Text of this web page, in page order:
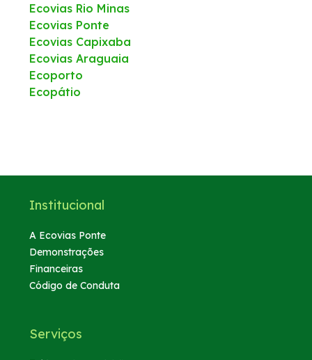
Ecovias Rio Minas
Ecovias Ponte
Ecovias Capixaba
Ecovias Araguaia
Ecoporto
Ecopátio
Institucional
A Ecovias Ponte
Demonstrações
Financeiras
Código de Conduta
Serviços